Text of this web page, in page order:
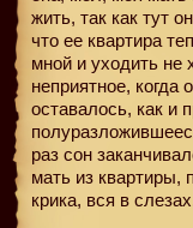
жить, так как тут
что ее квартира
мной и уходить не
неприятное, когда
оставалось, как и
раз сон
мать из квартиры,
крика, вся в